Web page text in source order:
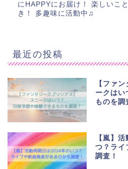
にHAPPYにお届け！ 楽しいこ
き！ 多趣味に活動中♫
最近の投稿
【ファ
ークはい
ものを調
【嵐】
つ？ライ
調査！